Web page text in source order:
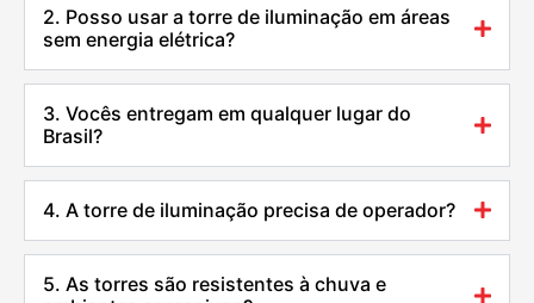
2. Posso usar a torre de iluminação em áreas
sem energia elétrica?
3. Vocês entregam em qualquer lugar do
Brasil?
4. A torre de iluminação precisa de operador?
5. As torres são resistentes à chuva e